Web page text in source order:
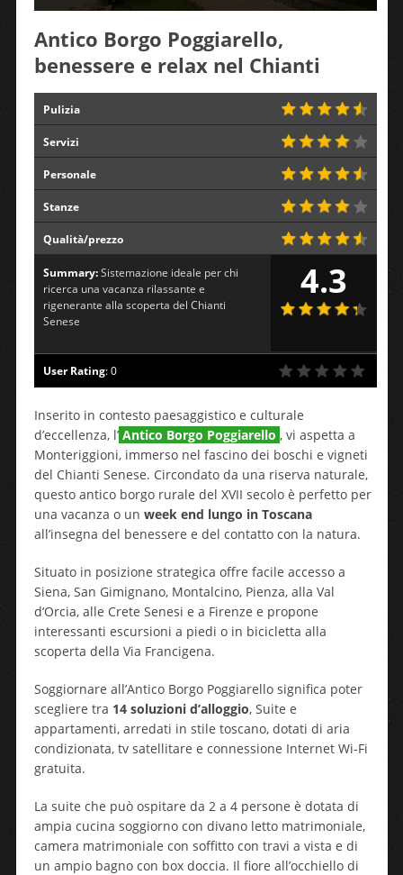
Antico Borgo Poggiarello,
benessere e relax nel Chianti
Pulizia
Servizi
Personale
Stanze
Qualità/prezzo
Summary:Sistemazione ideale per chi
ricerca una vacanza rilassante e
rigenerante alla scoperta del Chianti
Senese
4.3
User Rating:0
Inserito in contesto paesaggistico e culturale
d’eccellenza, l’ Antico Borgo Poggiarello , vi aspetta a
Monteriggioni, immerso nel fascino dei boschi e vigneti
del Chianti Senese. Circondato da una riserva naturale,
questo antico borgo rurale del XVII secolo è perfetto per
una vacanza o un week end lungo in Toscana
all’insegna del benessere e del contatto con la natura.
Situato in posizione strategica offre facile accesso a
Siena, San Gimignano, Montalcino, Pienza, alla Val
d’Orcia, alle Crete Senesi e a Firenze e propone
interessanti escursioni a piedi o in bicicletta alla
scoperta della Via Francigena.
Soggiornare all’Antico Borgo Poggiarello significa poter
scegliere tra 14 soluzioni d’alloggio, Suite e
appartamenti, arredati in stile toscano, dotati di aria
condizionata, tv satellitare e connessione Internet Wi-Fi
gratuita.
La suite che può ospitare da 2 a 4 persone è dotata di
ampia cucina soggiorno con divano letto matrimoniale,
camera matrimoniale con soffitto con travi a vista e di
un ampio bagno con box doccia. Il fiore all’occhiello di